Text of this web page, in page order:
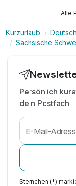
Alle
Kurzurlaub
Sächsische
Persönlich
dein Postfach
E-Mail-
Sternchen (*)